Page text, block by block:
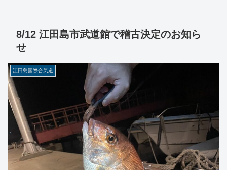
8/12 江田島市武道館で稽古決定のお知ら
せ
江田島国際合気道